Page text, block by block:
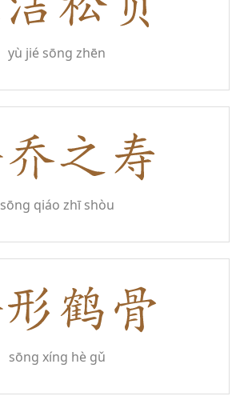
yù jié sōng zhēn
sōng qiáo zhī shòu
sōng xíng hè gǔ